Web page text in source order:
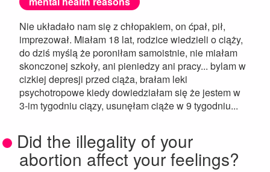
Nie układało nam się z chłopakiem, on ćpał, pił,
imprezował. Miałam 18 lat, rodzice wiedzieli o ciąży,
do dziś myślą że poroniłam samoistnie, nie miałam
skonczonej szkoły, ani pieniedzy ani pracy... bylam w
cizkiej depresji przed ciąża, brałam leki
psychotropowe kiedy dowiedziałam się że jestem w
3-im tygodniu ciązy, usunęłam ciąże w 9 tygodniu...
Did the illegality of your
abortion affect your feelings?